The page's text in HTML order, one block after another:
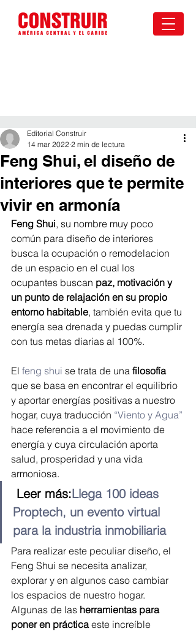
Feng Shui, el diseño de
interiores que te permite
vivir en armonía
Editorial Construir
14 mar 2022 2 min de lectura
Feng Shui, su nombre muy poco
común para diseño de interiores
busca la ocupación o remodelacion
de un espacio en el cual los
ocupantes buscan paz, motivación y
un punto de relajación en su propio
entorno habitable, también evita que tu
energía sea drenada y puedas cumplir
con tus metas diarias al 100%.
El feng shui se trata de una filosofía
que se basa en encontrar el equilibrio
y aportar energías positivas a nuestro
hogar, cuya traducción “Viento y Agua”
hace referencia a el movimiento de
energía y cuya circulación aporta
salud, prosperidad y una vida
armoniosa.
Leer más:Llega 100 ideas
Proptech, un evento virtual
para la industria inmobiliaria
Para realizar este peculiar diseño, el
Feng Shui se necesita analizar,
explorar y en algunos caso cambiar
los espacios de nuestro hogar.
Algunas de las herramientas para
poner en práctica este increíble